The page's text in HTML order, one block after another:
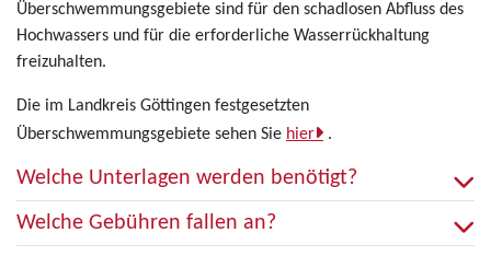
Überschwemmungsgebiete sind für den schadlosen Abfluss des
Hochwassers und für die erforderliche Wasserrückhaltung
freizuhalten.
Die im Landkreis Göttingen festgesetzten
Überschwemmungsgebiete sehen Sie hier .
Welche Unterlagen werden benötigt?
Welche Gebühren fallen an?